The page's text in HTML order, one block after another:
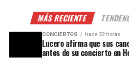
MÁS RECIENTE
CONCIERTOS hace 22 horas
Lucero afirma que sus
antes de su concierto en